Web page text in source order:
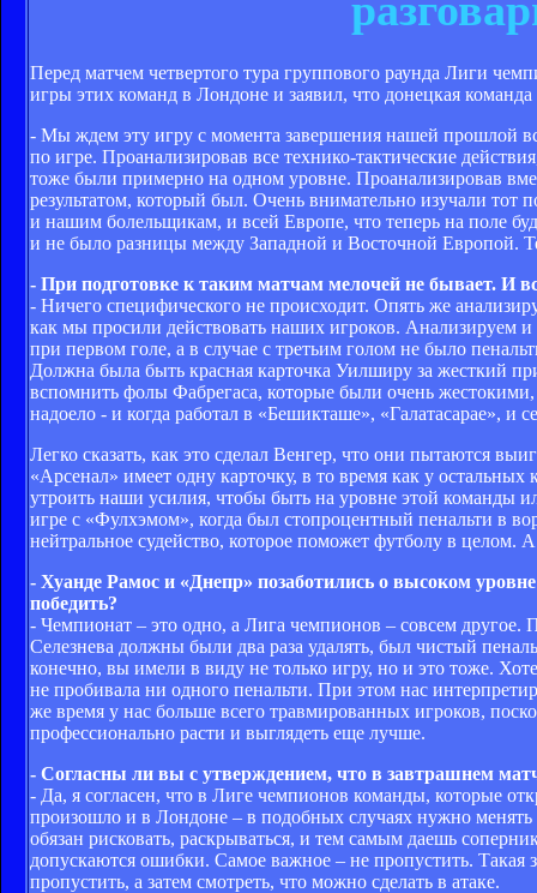
Перед матчем четвертого тура группового раунда Лиги
игры этих команд в Лондоне и заявил, что донецкая команда
- Мы ждем эту игру с момента завершения нашей прошлой
по игре. Проанализировав все технико-тактические
тоже были примерно на одном уровне. Проанализировав
результатом, который был. Очень внимательно изучали тот
и нашим болельщикам, и всей Европе, что теперь на поле
и не было разницы между Западной и Восточной Европой.
- При подготовке к таким матчам мелочей не бывает. И
- Ничего специфического не происходит. Опять же
как мы просили действовать наших игроков. Анализируем
при первом голе, а в случае с третьим голом не было
Должна была быть красная карточка Уилширу за жесткий
вспомнить фолы Фабрегаса, которые были очень
надоело - и когда работал в «Бешикташе», «Галатасарае»,
Легко сказать, как это сделал Венгер, что они пытаются
«Арсенал» имеет одну карточку, в то время как у
утроить наши усилия, чтобы быть на уровне этой команды
игре с «Фулхэмом», когда был стопроцентный пенальти в
нейтральное судейство, которое поможет футболу в целом.
- Хуанде Рамос и «Днепр» позаботились о высоком
победить?
- Чемпионат – это одно, а Лига чемпионов – совсем
Селезнева должны были два раза удалять, был чистый
конечно, вы имели в виду не только игру, но и это тоже.
не пробивала ни одного пенальти. При этом нас
же время у нас больше всего травмированных игроков,
профессионально расти и выглядеть еще лучше.
- Согласны ли вы с утверждением, что в завтрашнем
- Да, я согласен, что в Лиге чемпионов команды, которые
произошло и в Лондоне – в подобных случаях нужно
обязан рисковать, раскрываться, и тем самым даешь
допускаются ошибки. Самое важное – не пропустить. Такая
пропустить, а затем смотреть, что можно сделать в атаке.